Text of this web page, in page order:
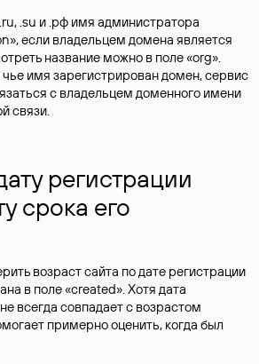
.su и .рф имя администратора
если владельцем домена является
название можно в поле «org».
чье имя зарегистрирован домен, сервис
с владельцем доменного имени
связи.
регистрации
срока его
возраст сайта по дате регистрации
в поле «created». Хотя дата
всегда совпадает с возрастом
примерно оценить, когда был